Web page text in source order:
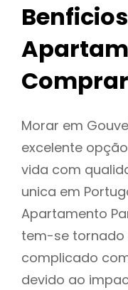
Morar em
excelente
vida com
unica em
Apartamento
tem-se tornado
complicado
devido ao